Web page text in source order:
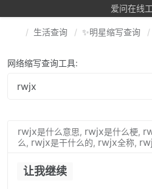
爱问在线
生活查询 ✨明星缩写查询
网络缩写查询工具:
rwjx是什么意思, rwjx是什么梗,
么, rwjx是干什么的, rwjx全称,
让我继续